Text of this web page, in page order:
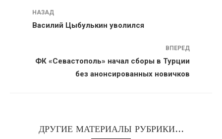
Навигация
НАЗАД
Василий Цыбулькин уволился
ВПЕРЕД
ФК «Севастополь» начал сборы в Турции
без анонсированных новичков
ДРУГИЕ МАТЕРИАЛЫ РУБРИКИ...